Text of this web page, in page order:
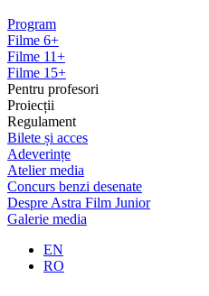
Program
Filme 6+
Filme 11+
Filme 15+
Pentru profesori
Proiecții
Regulament
Bilete și acces
Adeverințe
Atelier media
Concurs benzi desenate
Despre Astra Film Junior
Galerie media
EN
RO